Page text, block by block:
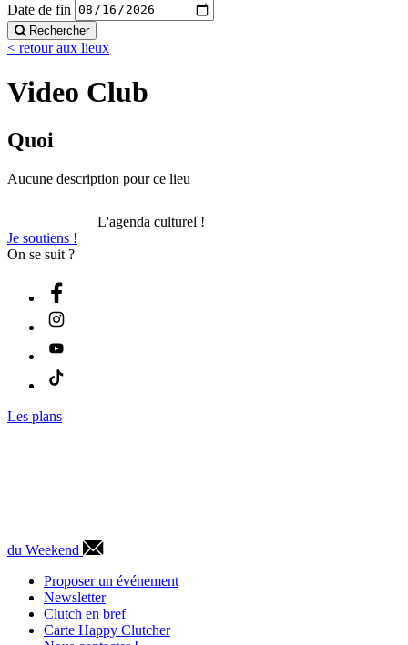
Date de fin
Rechercher
< retour aux lieux
Video Club
Quoi
Aucune description pour ce lieu
L'agenda culturel !
Je soutiens !
On se suit ?
Les plans
du Weekend
Proposer un événement
Newsletter
Clutch en bref
Carte Happy Clutcher